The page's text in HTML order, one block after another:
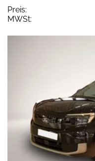
Preis:
MWSt: